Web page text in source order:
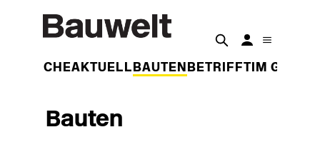
WOCHEAKTUELL BAUTEN BETRIFFT IM
Bauten